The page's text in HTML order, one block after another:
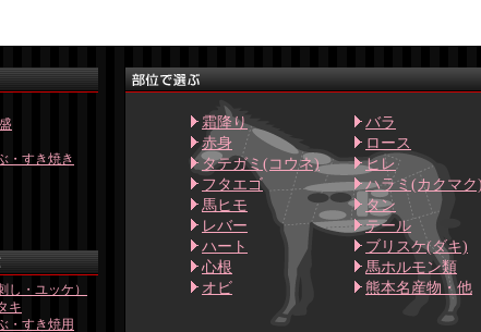
・すき焼き
し・ユッケ）
キ
・すき焼用
霜降り
赤身
タテガミ(コウネ)
フタエゴ
馬ヒモ
レバー
ハート
心根
オビ
バラ
ロース
ヒレ
ハラミ(カクマク)
タン
テール
ブリスケ(ダキ)
馬ホルモン類
熊本名産物・他